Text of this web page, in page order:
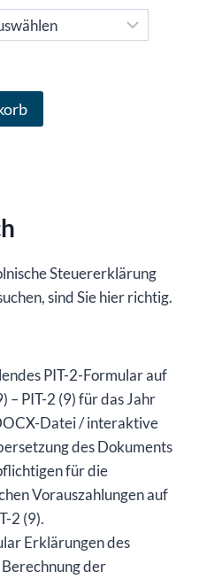
zł
Steuererklärung
sind Sie hier richtig.
PIT-2-Formular auf
– PIT-2 (9) für das Jahr
Datei / interaktive
des Dokuments
für die
Vorauszahlungen auf
2 (9).
Erklärungen des
der